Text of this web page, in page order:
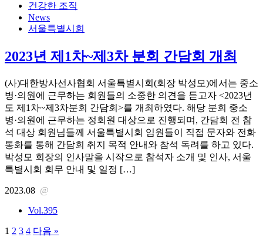
건강한 조직
News
서울특별시회
2023년 제1차~제3차 분회 간담회 개최
(사)대한방사선사협회 서울특별시회(회장 박성모)에서는 중소
병·의원에 근무하는 회원들의 소중한 의견을 듣고자 <2023년
도 제1차~제3차분회 간담회>를 개최하였다. 해당 분회 중소
병·의원에 근무하는 정회원 대상으로 진행되며, 간담회 전 참
석 대상 회원님들께 서울특별시회 임원들이 직접 문자와 전화
통화를 통해 간담회 취지 목적 안내와 참석 독려를 하고 있다.
박성모 회장의 인사말을 시작으로 참석자 소개 및 인사, 서울
특별시회 회무 안내 및 일정 […]
2023.08 @
Vol.395
1 2 3 4 다음 »